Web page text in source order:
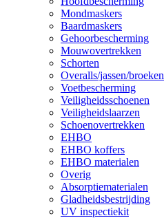
Mondmaskers
Baardmaskers
Gehoorbescherming
Mouwovertrekken
Schorten
Overalls/jassen/broeken
Voetbescherming
Veiligheidsschoenen
Veiligheidslaarzen
Schoenovertrekken
EHBO
EHBO koffers
EHBO materialen
Overig
Absorptiematerialen
Gladheidsbestrijding
UV inspectiekit